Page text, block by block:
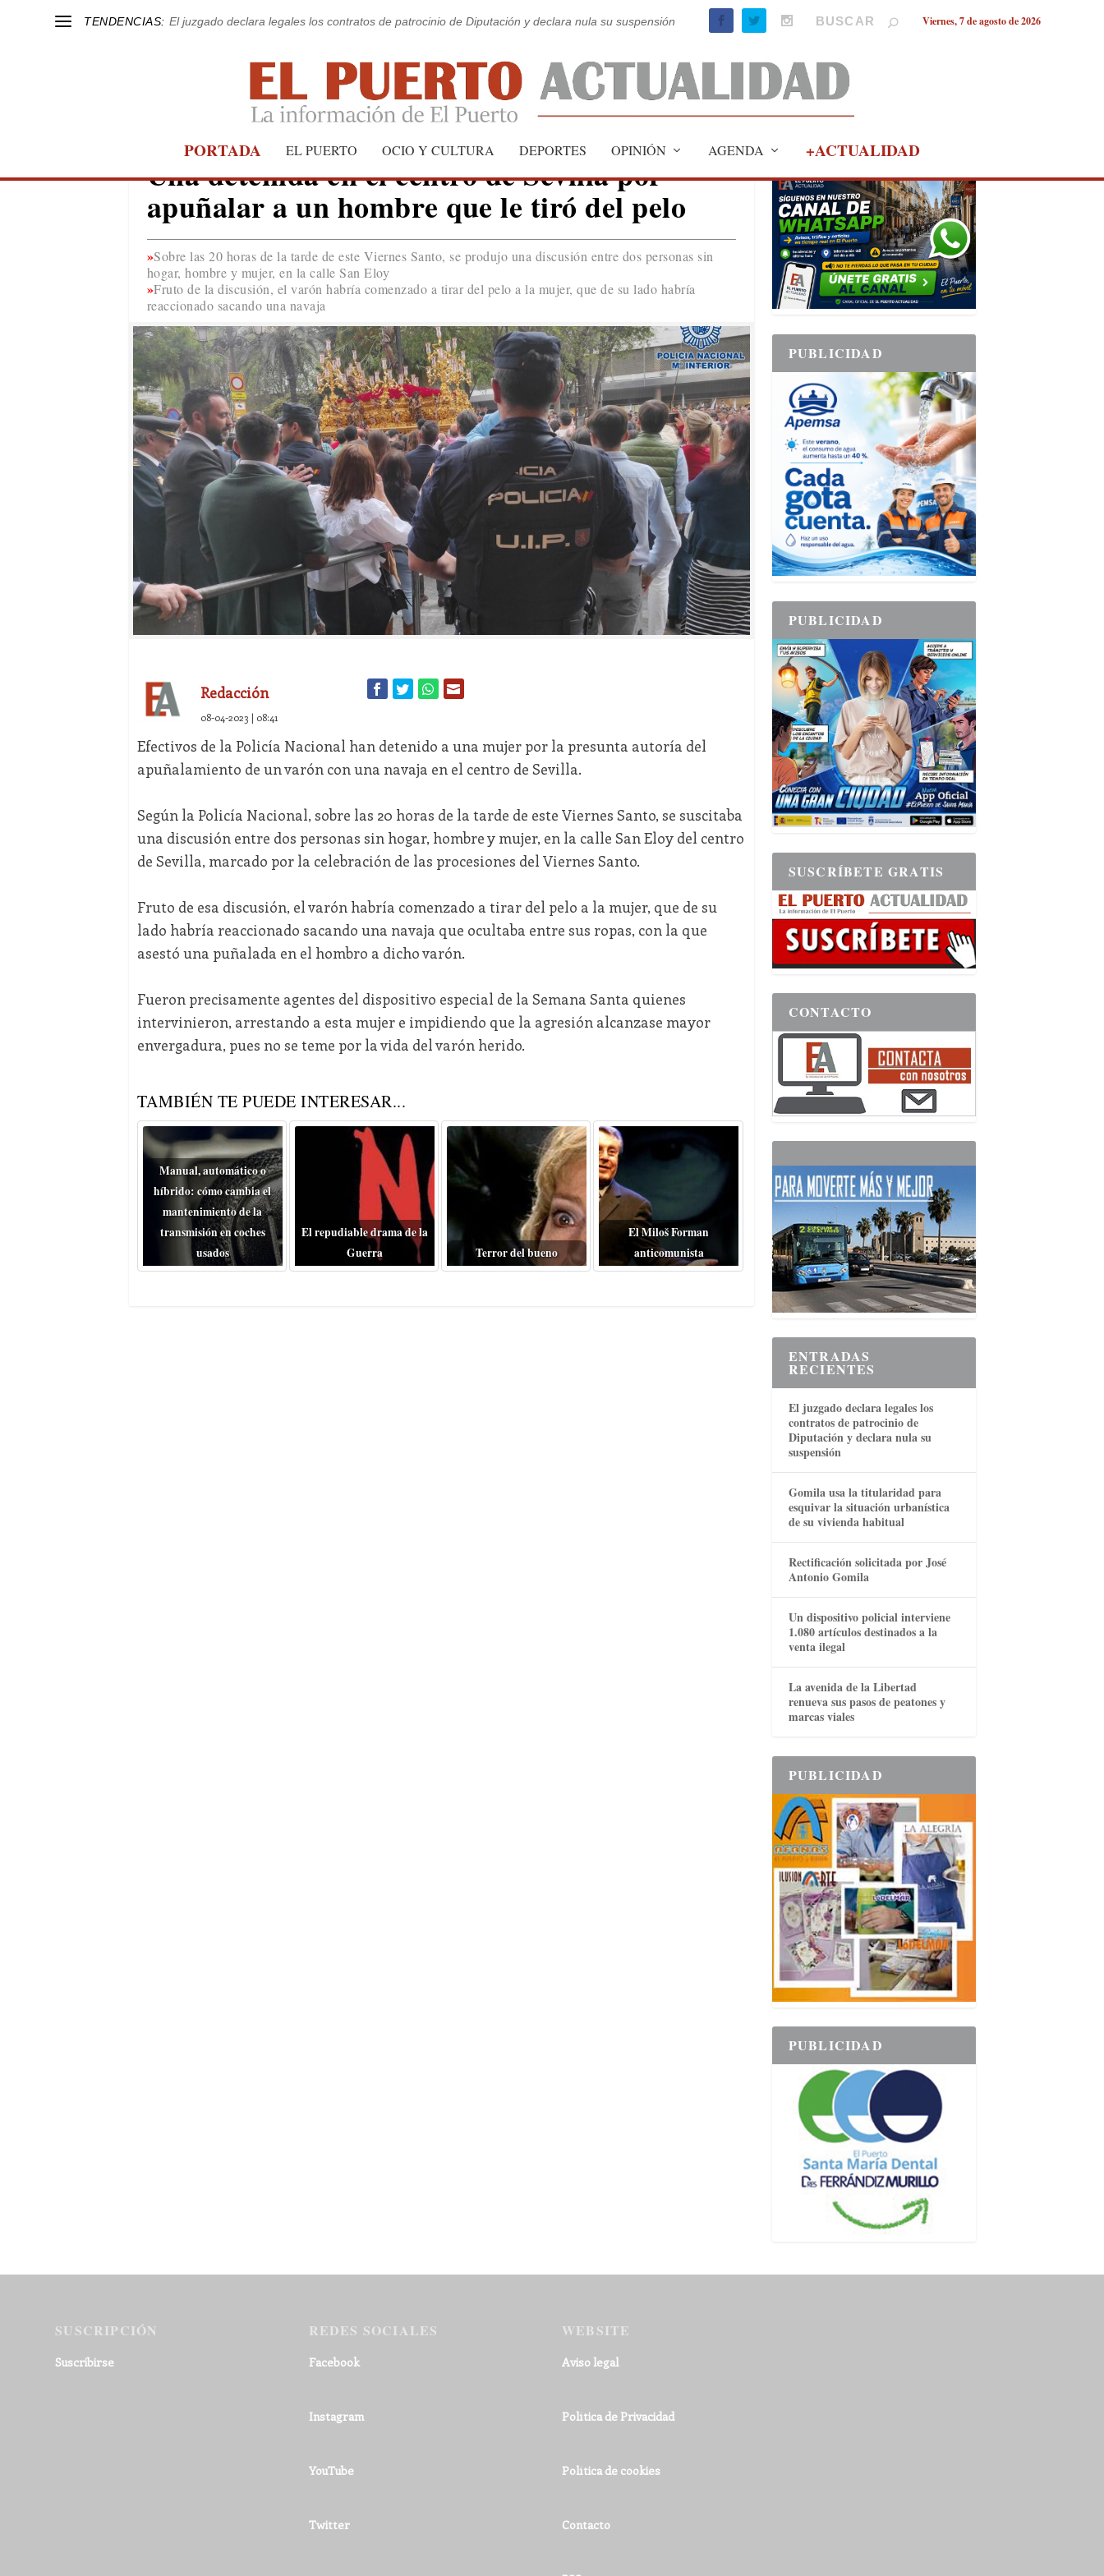
TENDENCIAS: El juzgado declara legales los contratos de patrocinio de Diputación y declara nula su suspensión Viernes, 7 de agosto de 2026
PORTADA EL PUERTO OCIO Y CULTURA DEPORTES OPINIÓN AGENDA +ACTUALIDAD
SEVILLA
Una detenida en el centro de Sevilla por
apuñalar a un hombre que le tiró del pelo
Sobre las 20 horas de la tarde de este Viernes Santo, se produjo una discusión entre dos personas sin
hogar, hombre y mujer, en la calle San Eloy
Fruto de la discusión, el varón habría comenzado a tirar del pelo a la mujer, que de su lado habría
reaccionado sacando una navaja
Redacción
08-04-2023 | 08:41
Efectivos de la Policía Nacional han detenido a una mujer por la presunta autoría del
apuñalamiento de un varón con una navaja en el centro de Sevilla.
Según la Policía Nacional, sobre las 20 horas de la tarde de este Viernes Santo, se suscitaba
una discusión entre dos personas sin hogar, hombre y mujer, en la calle San Eloy del centro
de Sevilla, marcado por la celebración de las procesiones del Viernes Santo.
Fruto de esa discusión, el varón habría comenzado a tirar del pelo a la mujer, que de su
lado habría reaccionado sacando una navaja que ocultaba entre sus ropas, con la que
asestó una puñalada en el hombro a dicho varón.
Fueron precisamente agentes del dispositivo especial de la Semana Santa quienes
intervinieron, arrestando a esta mujer e impidiendo que la agresión alcanzase mayor
envergadura, pues no se teme por la vida del varón herido.
TAMBIÉN TE PUEDE INTERESAR...
Manual, automático o
híbrido: cómo cambia el
mantenimiento de la
transmisión en coches
usados
El repudiable drama de la
Guerra
Terror del bueno
El Miloš Forman
anticomunista
PUBLICIDAD
PUBLICIDAD
PUBLICIDAD
SUSCRÍBETE GRATIS
CONTACTO
ENTRADAS
RECIENTES
El juzgado declara legales los
contratos de patrocinio de
Diputación y declara nula su
suspensión
Gomila usa la titularidad para
esquivar la situación urbanística
de su vivienda habitual
Rectificación solicitada por José
Antonio Gomila
Un dispositivo policial interviene
1.080 artículos destinados a la
venta ilegal
La avenida de la Libertad
renueva sus pasos de peatones y
marcas viales
PUBLICIDAD
PUBLICIDAD
SUSCRIPCIÓN
Suscribirse
REDES SOCIALES
Facebook
Instagram
YouTube
Twitter
WEBSITE
Aviso legal
Política de Privacidad
Política de cookies
Contacto